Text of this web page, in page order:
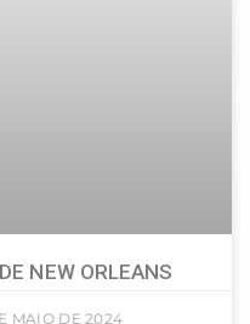
NEW ORLEANS
MAIO DE 2024